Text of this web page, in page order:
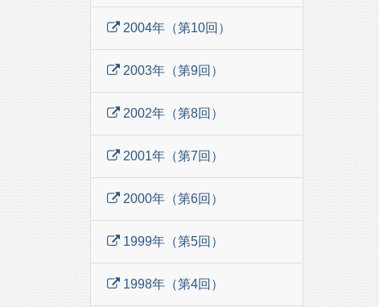
2004年（第10回）
2003年（第9回）
2002年（第8回）
2001年（第7回）
2000年（第6回）
1999年（第5回）
1998年（第4回）